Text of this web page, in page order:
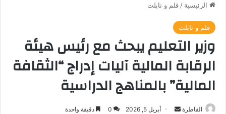
الرئيسية / قلم و تابلت
قلم و تابلت
وزير التعليم يبحث مع رئيس هيئة
الرقابة المالية آليات إدراج “الثقافة
المالية” بالمناهج الدراسية
القاطرة
أرسل أبريل 5, 2026 0 دقيقة واحدة